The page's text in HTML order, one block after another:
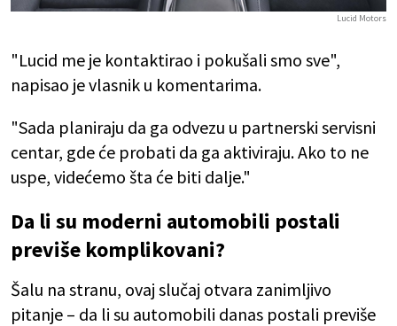
Lucid Motors
"Lucid me je kontaktirao i pokušali smo sve",
napisao je vlasnik u komentarima.
"Sada planiraju da ga odvezu u partnerski servisni
centar, gde će probati da ga aktiviraju. Ako to ne
uspe, videćemo šta će biti dalje."
Da li su moderni automobili postali
previše komplikovani?
Šalu na stranu, ovaj slučaj otvara zanimljivo
pitanje – da li su automobili danas postali previše